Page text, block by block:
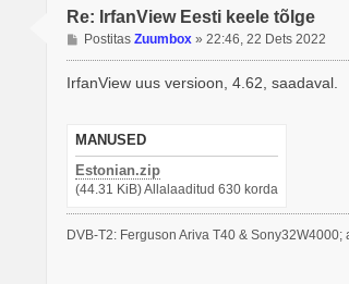
Re: IrfanView Eesti keele tõlge
P
o
s
t
u
s
Postitas Zuumbox» 22:46, 22 Dets 2022
IrfanView uus versioon, 4.62, saadaval.
MANUSED
Estonian.zip
(44.31 KiB) Allalaaditud 630 korda
DVB-T2: Ferguson Ariva T40 &